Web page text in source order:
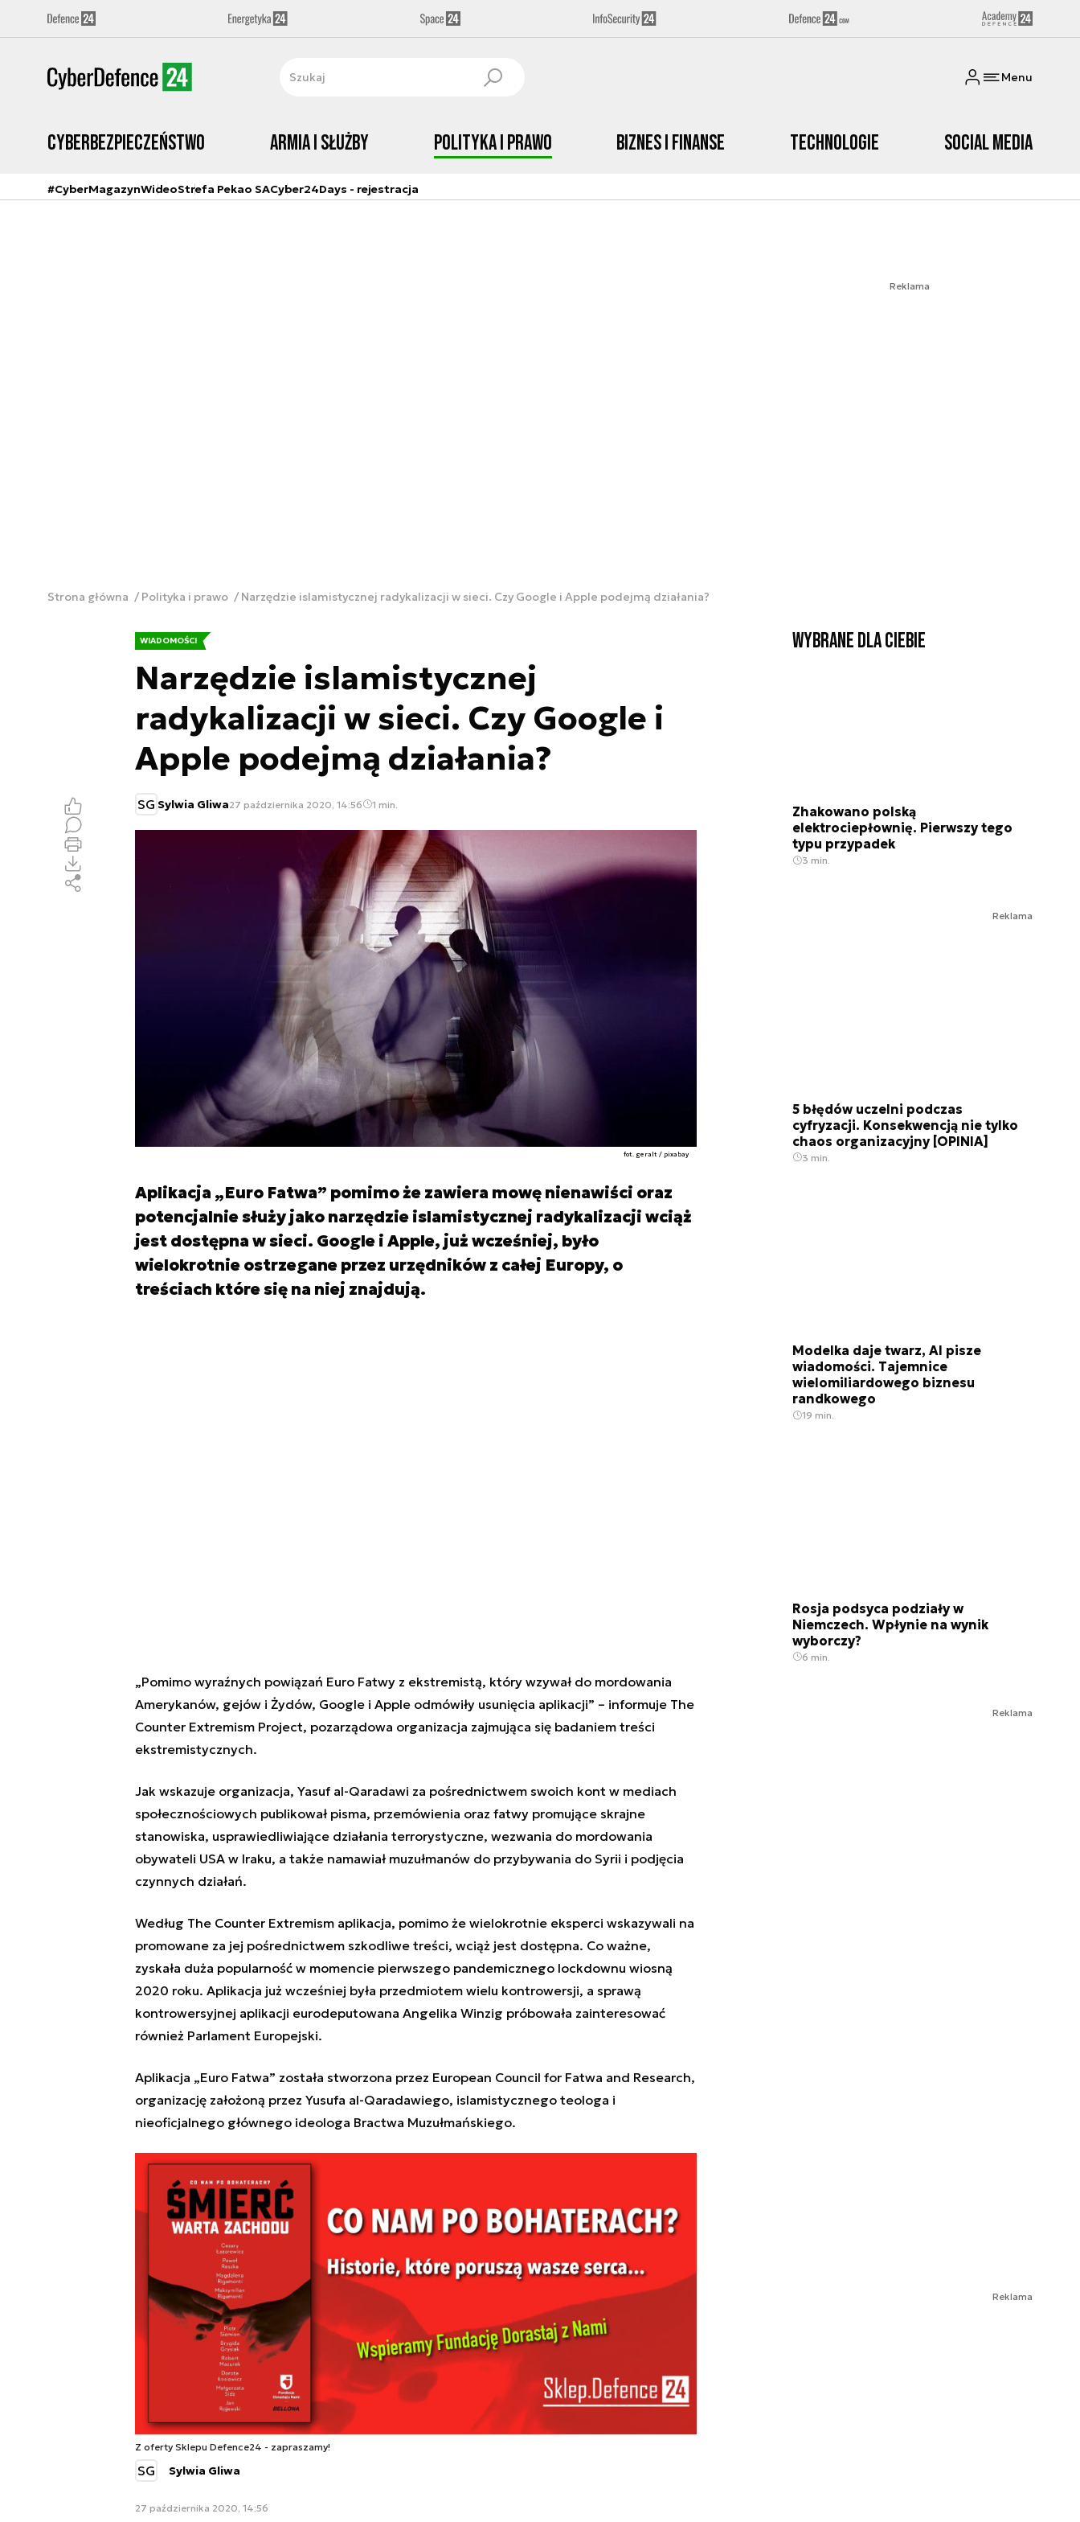
Menu
Cyberbezpieczeństwo Armia i Służby Polityka i prawo Biznes i Finanse Technologie Social media
#CyberMagazynWideoStrefa Pekao SACyber24Days - rejestracja
Reklama
Strona główna Polityka i prawo Narzędzie islamistycznej radykalizacji w sieci. Czy Google i Apple podejmą działania?
WIADOMOŚCI
Narzędzie islamistycznej
radykalizacji w sieci. Czy Google i
Apple podejmą działania?
SG Sylwia Gliwa27 października 2020, 14:56 1 min.
fot. geralt / pixabay
Aplikacja „Euro Fatwa” pomimo że zawiera mowę nienawiści oraz
potencjalnie służy jako narzędzie islamistycznej radykalizacji wciąż
jest dostępna w sieci. Google i Apple, już wcześniej, było
wielokrotnie ostrzegane przez urzędników z całej Europy, o
treściach które się na niej znajdują.
„Pomimo wyraźnych powiązań Euro Fatwy z ekstremistą, który wzywał do mordowania
Amerykanów, gejów i Żydów, Google i Apple odmówiły usunięcia aplikacji” – informuje The
Counter Extremism Project, pozarządowa organizacja zajmująca się badaniem treści
ekstremistycznych.
Jak wskazuje organizacja, Yasuf al-Qaradawi za pośrednictwem swoich kont w mediach
społecznościowych publikował pisma, przemówienia oraz fatwy promujące skrajne
stanowiska, usprawiedliwiające działania terrorystyczne, wezwania do mordowania
obywateli USA w Iraku, a także namawiał muzułmanów do przybywania do Syrii i podjęcia
czynnych działań.
Według The Counter Extremism aplikacja, pomimo że wielokrotnie eksperci wskazywali na
promowane za jej pośrednictwem szkodliwe treści, wciąż jest dostępna. Co ważne,
zyskała duża popularność w momencie pierwszego pandemicznego lockdownu wiosną
2020 roku. Aplikacja już wcześniej była przedmiotem wielu kontrowersji, a sprawą
kontrowersyjnej aplikacji eurodeputowana Angelika Winzig próbowała zainteresować
również Parlament Europejski.
Aplikacja „Euro Fatwa” została stworzona przez European Council for Fatwa and Research,
organizację założoną przez Yusufa al-Qaradawiego, islamistycznego teologa i
nieoficjalnego głównego ideologa Bractwa Muzułmańskiego.
Z oferty Sklepu Defence24 - zapraszamy!
SG Sylwia Gliwa
27 października 2020, 14:56
Wybrane dla Ciebie
Zhakowano polską
elektrociepłownię. Pierwszy tego
typu przypadek
3 min.
Reklama
5 błędów uczelni podczas
cyfryzacji. Konsekwencją nie tylko
chaos organizacyjny [OPINIA]
3 min.
Modelka daje twarz, AI pisze
wiadomości. Tajemnice
wielomiliardowego biznesu
randkowego
19 min.
Rosja podsyca podziały w
Niemczech. Wpłynie na wynik
wyborczy?
6 min.
Reklama
Reklama